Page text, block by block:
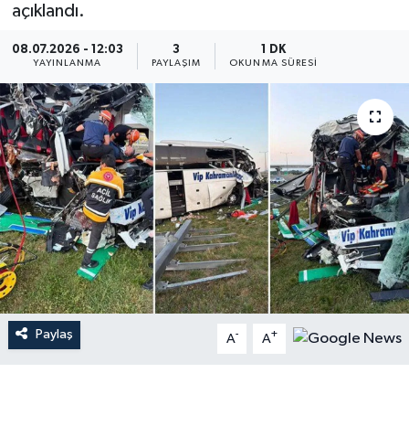
açıklandı.
08.07.2026 - 12:03
YAYINLANMA
3
PAYLAŞIM
1 DK
OKUNMA SÜRESI
Paylaş A- A+
SAĞLIK
EĞİTİM
İLÇE HABERLERİ
KÜLTÜR-SANAT
KSÜ
DÜNYA
ROPORTAJ
MAGAZİN
Son Dakika Haberleri
Haber Arşivi